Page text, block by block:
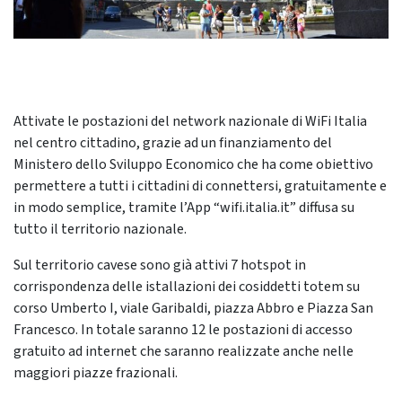
Attivate le postazioni del network nazionale di WiFi Italia
nel centro cittadino, grazie ad un finanziamento del
Ministero dello Sviluppo Economico che ha come obiettivo
permettere a tutti i cittadini di connettersi, gratuitamente e
in modo semplice, tramite l’App “wifi.italia.it” diffusa su
tutto il territorio nazionale.
Sul territorio cavese sono già attivi 7 hotspot in
corrispondenza delle istallazioni dei cosiddetti totem su
corso Umberto I, viale Garibaldi, piazza Abbro e Piazza San
Francesco. In totale saranno 12 le postazioni di accesso
gratuito ad internet che saranno realizzate anche nelle
maggiori piazze frazionali.